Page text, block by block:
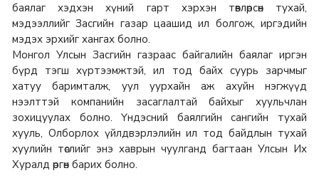
баялаг хэдхэн хүний гарт хэрхэн төвлөрсөн тухай,
мэдээллийг Засгийн газар цаашид ил болгож, иргэдийн
мэдэх эрхийг хангах болно.
Монгол Улсын Засгийн газраас байгалийн баялаг иргэн
бүрд тэгш хүртээмжтэй, ил тод байх суурь зарчмыг
хатуу баримталж, уул уурхайн аж ахуйн нэгжүүд
нээлттэй компанийн засаглалтай байхыг хуульчлан
зохицуулах болно. Үндэсний баялгийн сангийн тухай
хууль, Олборлох үйлдвэрлэлийн ил тод байдлын тухай
хуулийн төслийг энэ хаврын чуулганд багтаан Улсын Их
Хуралд өргөн барих болно.